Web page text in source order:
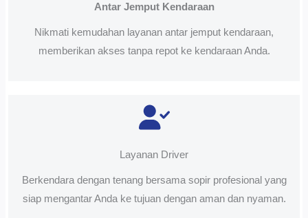
Antar Jemput Kendaraan
Nikmati kemudahan layanan antar jemput kendaraan,
memberikan akses tanpa repot ke kendaraan Anda.
Layanan Driver
Berkendara dengan tenang bersama sopir profesional yang
siap mengantar Anda ke tujuan dengan aman dan nyaman.